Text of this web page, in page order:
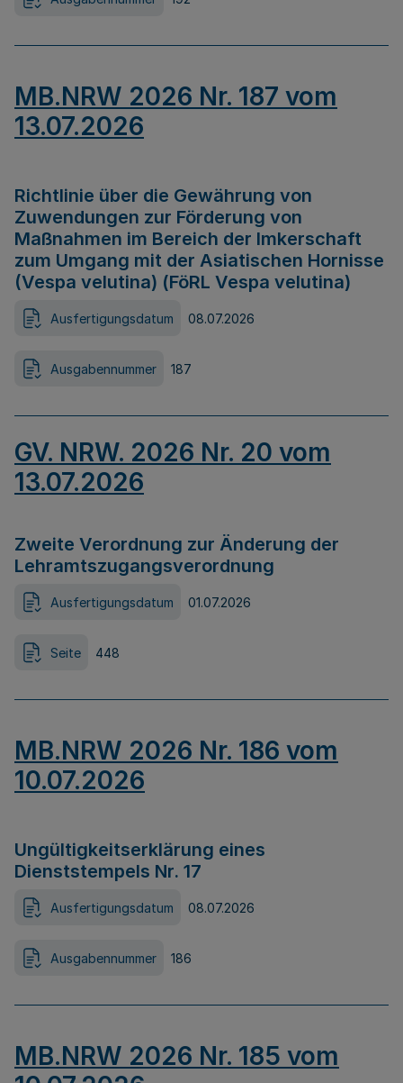
MB.NRW 2026 Nr. 187 vom
13.07.2026
Richtlinie über die Gewährung von
Zuwendungen zur Förderung von
Maßnahmen im Bereich der Imkerschaft
zum Umgang mit der Asiatischen Hornisse
(Vespa velutina) (FöRL Vespa velutina)
Ausfertigungsdatum 08.07.2026
Ausgabennummer 187
GV. NRW. 2026 Nr. 20 vom
13.07.2026
Zweite Verordnung zur Änderung der
Lehramtszugangsverordnung
Ausfertigungsdatum 01.07.2026
Seite 448
MB.NRW 2026 Nr. 186 vom
10.07.2026
Ungültigkeitserklärung eines
Dienststempels Nr. 17
Ausfertigungsdatum 08.07.2026
Ausgabennummer 186
MB.NRW 2026 Nr. 185 vom